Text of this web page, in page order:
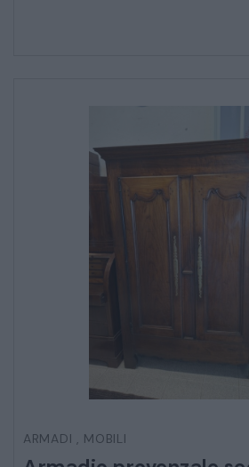
MOBILI
SALE DA PRANZO E
TAVOLI TAVOLINI
ARMADI , MOBILI